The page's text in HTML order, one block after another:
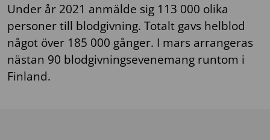
Under år 2021 anmälde sig 113 000 olika
personer till blodgivning. Totalt gavs helblod
något över 185 000 gånger. I mars arrangeras
nästan 90 blodgivningsevenemang runtom i
Finland.